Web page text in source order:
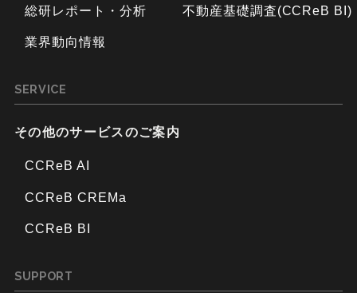
総研レポート・分析
業界動向情報
不動産基礎調査(CCReB BI)
SERVICE
その他のサービスのご案内
CCReB AI
CCReB CREMa
CCReB BI
SUPPORT